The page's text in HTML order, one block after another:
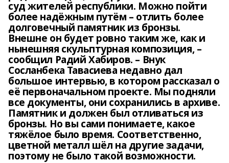
суд жителей республики. Можно пойти
более надёжным путём – отлить более
долговечный памятник из бронзы.
Внешне он будет ровно таким же, как и
нынешняя скульптурная композиция, –
сообщил Радий Хабиров. – Внук
Сосланбека Тавасиева недавно дал
большое интервью, в котором рассказал о
её первоначальном проекте. Мы подняли
все документы, они сохранились в архиве.
Памятник и должен был отливаться из
бронзы. Но вы сами понимаете, какое
тяжёлое было время. Соответственно,
цветной металл шёл на другие задачи,
поэтому не было такой возможности.